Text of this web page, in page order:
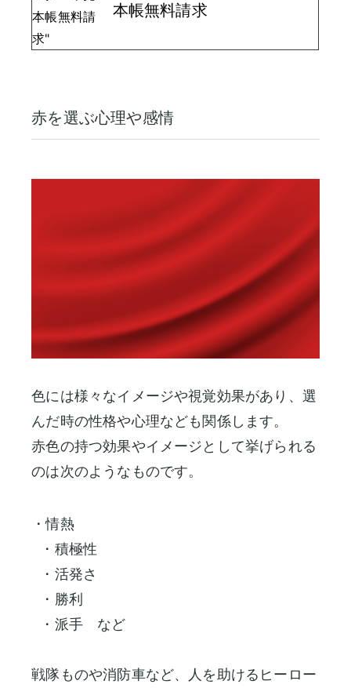
本帳無料請求
赤を選ぶ心理や感情
色には様々なイメージや視覚効果があり、選
んだ時の性格や心理なども関係します。
赤色の持つ効果やイメージとして挙げられる
のは次のようなものです。
・情熱
・積極性
・活発さ
・勝利
・派手 など
戦隊ものや消防車など、人を助けるヒーロー